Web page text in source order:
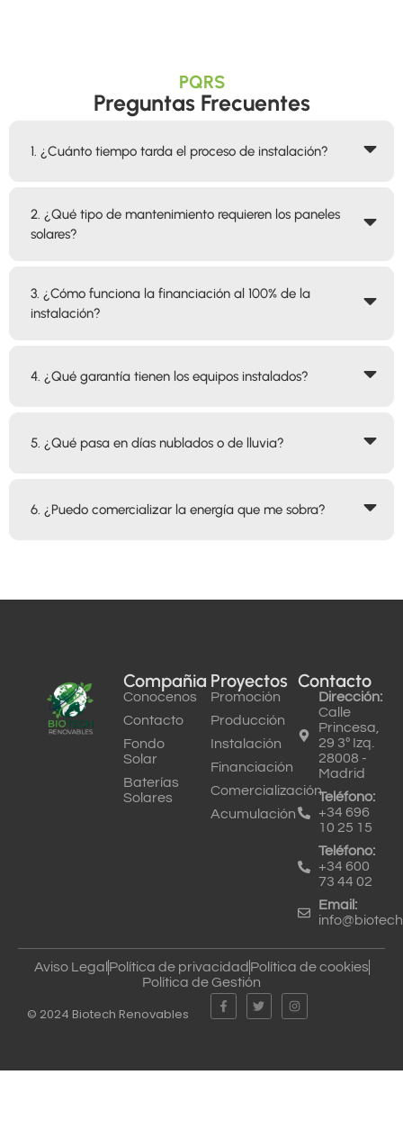
PQRS
Preguntas Frecuentes
1. ¿Cuánto tiempo tarda el proceso de instalación?
2. ¿Qué tipo de mantenimiento requieren los paneles
solares?
3. ¿Cómo funciona la financiación al 100% de la
instalación?
4. ¿Qué garantía tienen los equipos instalados?
5. ¿Qué pasa en días nublados o de lluvia?
6. ¿Puedo comercializar la energía que me sobra?
Compañia
Conocenos
Contacto
Fondo
Solar
Baterías
Solares
Proyectos
Promoción
Producción
Instalación
Financiación
Comercialización
Acumulación
Contacto
Dirección:
Calle
Princesa,
29 3º Izq.
28008 -
Madrid
Teléfono:
+34 696
10 25 15
Teléfono:
+34 600
73 44 02
Email:
Aviso Legal Política de privacidad Política de cookies
Política de Gestión
© 2024 Biotech Renovables